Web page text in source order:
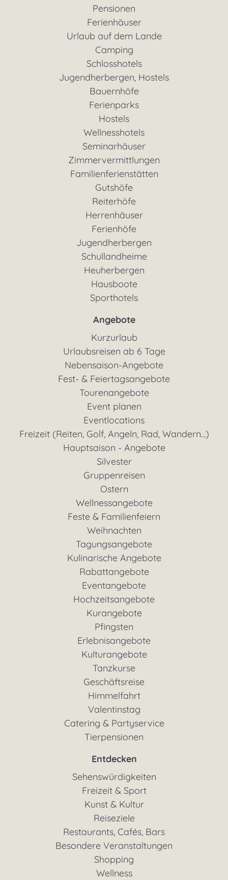
Pensionen
Ferienhäuser
Urlaub auf dem Lande
Camping
Schlosshotels
Jugendherbergen, Hostels
Bauernhöfe
Ferienparks
Hostels
Wellnesshotels
Seminarhäuser
Zimmervermittlungen
Familienferienstätten
Gutshöfe
Reiterhöfe
Herrenhäuser
Ferienhöfe
Jugendherbergen
Schullandheime
Heuherbergen
Hausboote
Sporthotels
Angebote
Kurzurlaub
Urlaubsreisen ab 6 Tage
Nebensaison-Angebote
Fest- & Feiertagsangebote
Tourenangebote
Event planen
Eventlocations
Freizeit (Reiten, Golf, Angeln, Rad, Wandern...)
Hauptsaison - Angebote
Silvester
Gruppenreisen
Ostern
Wellnessangebote
Feste & Familienfeiern
Weihnachten
Tagungsangebote
Kulinarische Angebote
Rabattangebote
Eventangebote
Hochzeitsangebote
Kurangebote
Pfingsten
Erlebnisangebote
Kulturangebote
Tanzkurse
Geschäftsreise
Himmelfahrt
Valentinstag
Catering & Partyservice
Tierpensionen
Entdecken
Sehenswürdigkeiten
Freizeit & Sport
Kunst & Kultur
Reiseziele
Restaurants, Cafés, Bars
Besondere Veranstaltungen
Shopping
Wellness